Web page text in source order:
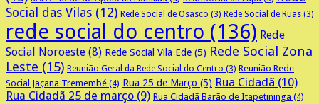
Social das Vilas (12) Rede Social de Osasco (3) Rede Social de Ruas (3)
rede social do centro (136) Rede
Social Noroeste (8) Rede Social Vila Ede (5) Rede Social Zona
Leste (15) Reunião Geral da Rede Social do Centro (3) Reunião Rede
Social Jaçana Tremembé (4) Rua 25 de Março (5) Rua Cidadã (10)
Rua Cidadã 25 de março (9) Rua Cidadã Barão de Itapetininga (4)